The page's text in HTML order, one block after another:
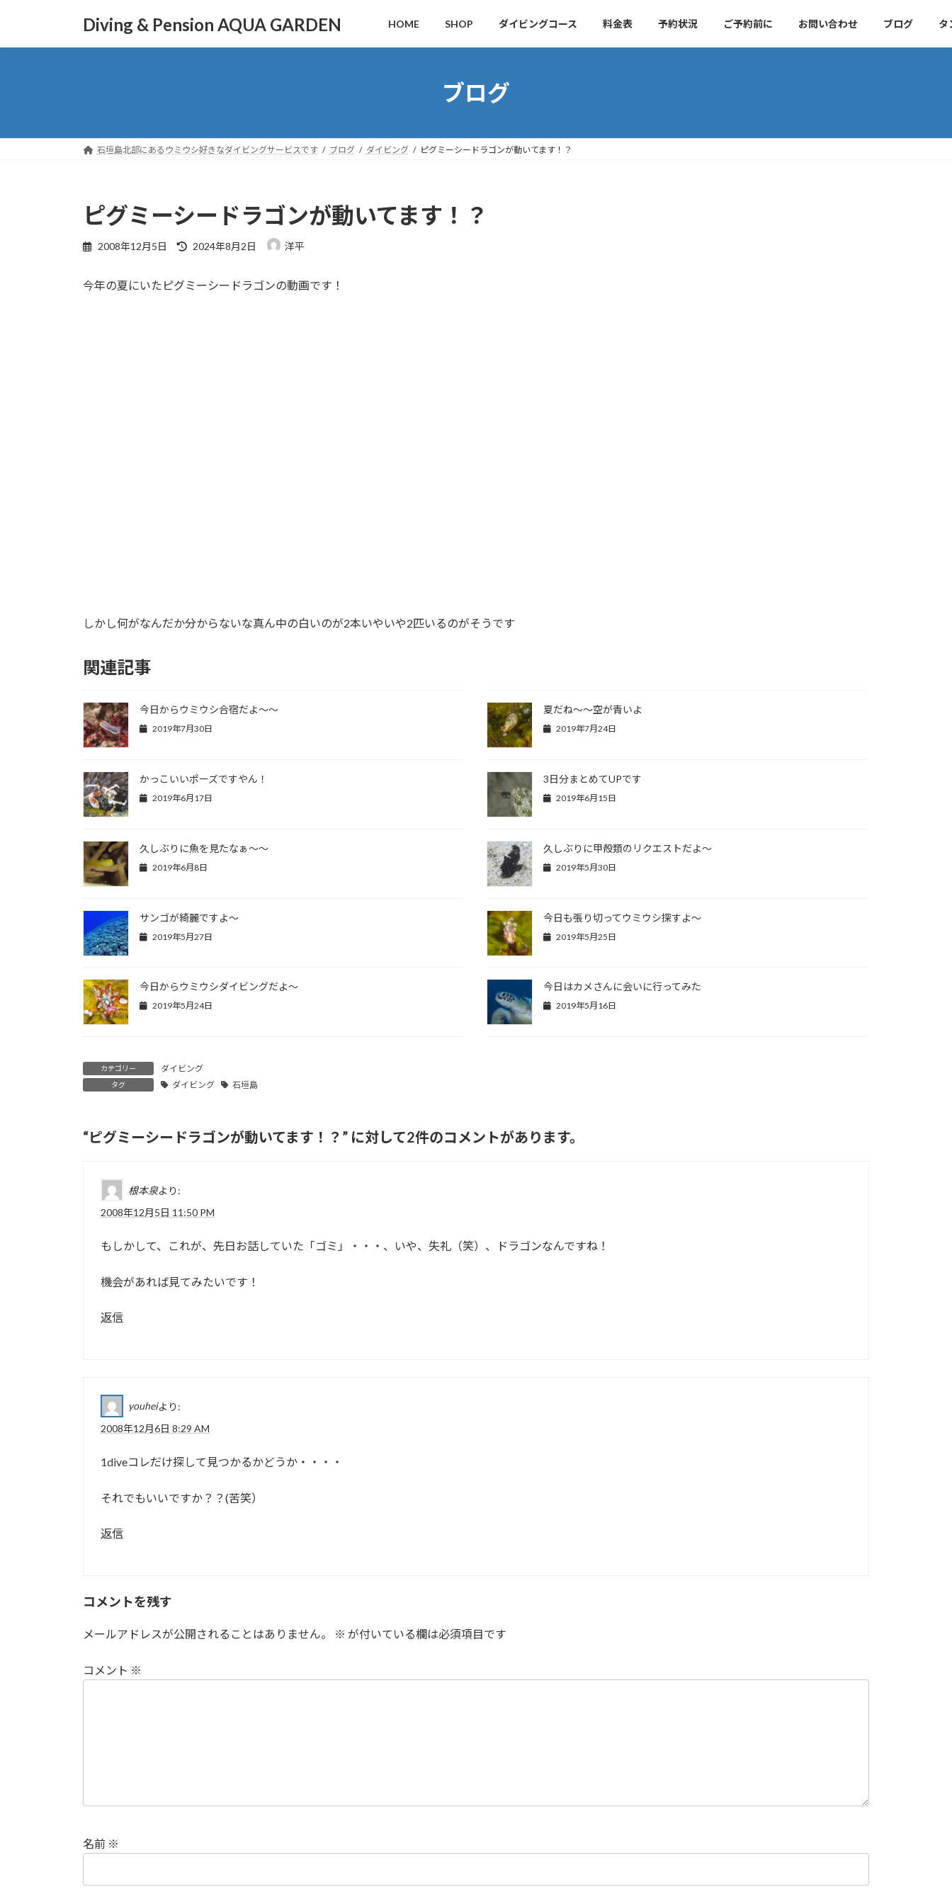
Diving & Pension AQUA GARDEN HOME SHOP ダイビングコース 料金表 予約状況 ご予約前に お問い合わせ ブログ タ
ブログ
石垣島北部にあるウミウシ好きなダイビングサービスです ブログ ダイビング ピグミーシードラゴンが動いてます！？
ピグミーシードラゴンが動いてます！？
2008年12月5日
最
新
2024年8月2日 洋平
今年の夏にいたピグミーシードラゴンの動画です！
しかし何がなんだか分からないな真ん中の白いのが2本いやいや2匹いるのがそうです
関連記事
今日からウミウシ合宿だよ～～
2019年7月30日
夏だね～～空が青いよ
2019年7月24日
かっこいいポーズですやん！
2019年6月17日
3日分まとめてUPです
2019年6月15日
久しぶりに魚を見たなぁ～～
2019年6月8日
久しぶりに甲殻類のリクエストだよ～
2019年5月30日
サンゴが綺麗ですよ～
2019年5月27日
今日も張り切ってウミウシ探すよ～
2019年5月25日
今日からウミウシダイビングだよ～
2019年5月24日
今日はカメさんに会いに行ってみた
2019年5月16日
カテゴリー ダイビング
タグ ダイビング 石垣島
“ピグミーシードラゴンが動いてます！？ ” に対して2件のコメントがあります。
根本泉より:
2008年12月5日 11:50 PM
もしかして、これが、先日お話していた「ゴミ」・・・、いや、失礼（笑）、ドラゴンなんですね！
機会があれば見てみたいです！
返信
youheiより:
2008年12月6日 8:29 AM
1diveコレだけ探して見つかるかどうか・・・・
それでもいいですか？？(苦笑）
返信
コメントを残す
メールアドレスが公開されることはありません。 ※ が付いている欄は必須項目です
コメント ※
名前 ※